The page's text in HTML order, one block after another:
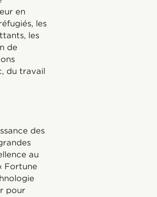
en
les
les
de
du travail
des
au
Fortune
pour